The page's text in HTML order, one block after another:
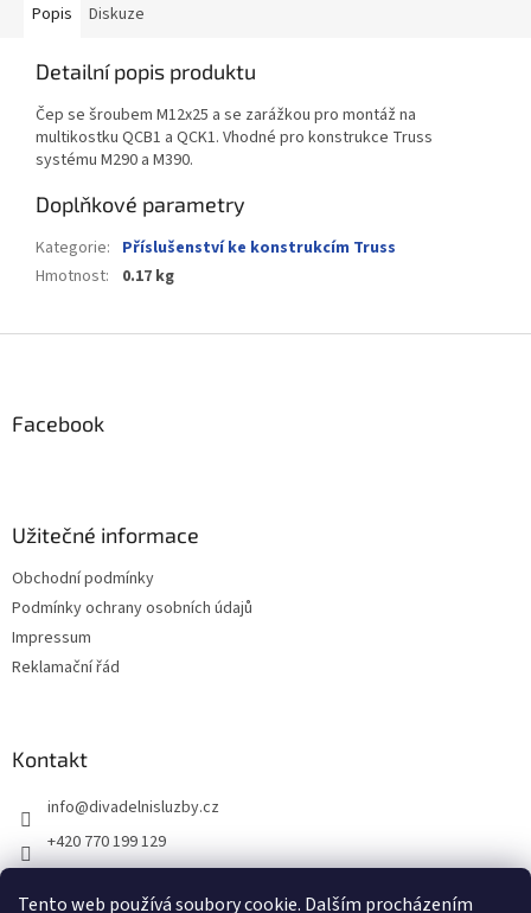
Tento web používá soubory cookie. Dalším procházením
Popis Diskuze
Detailní popis produktu
Čep se šroubem M12x25 a se zarážkou pro montáž na
multikostku QCB1 a QCK1. Vhodné pro konstrukce Truss
systému M290 a M390.
Doplňkové parametry
Kategorie: Příslušenství ke konstrukcím Truss
Hmotnost: 0.17 kg
Facebook
Užitečné informace
Obchodní podmínky
Podmínky ochrany osobních údajů
Impressum
Reklamační řád
Kontakt
info@divadelnisluzby.cz
+420 770 199 129
Divadelní služby Plzeň